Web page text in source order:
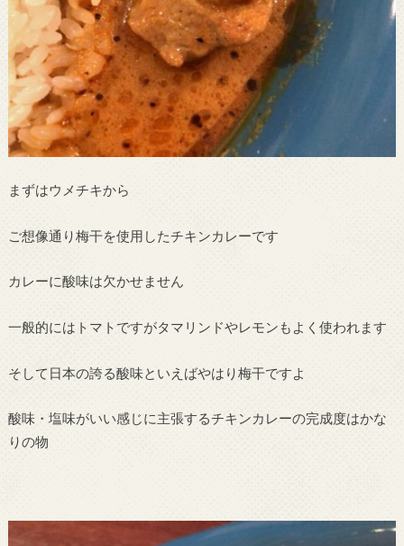
まずはウメチキから
ご想像通り梅干を使用したチキンカレーです
カレーに酸味は欠かせません
一般的にはトマトですがタマリンドやレモンもよく使われます
そして日本の誇る酸味といえばやはり梅干ですよ
酸味・塩味がいい感じに主張するチキンカレーの完成度はかな
りの物